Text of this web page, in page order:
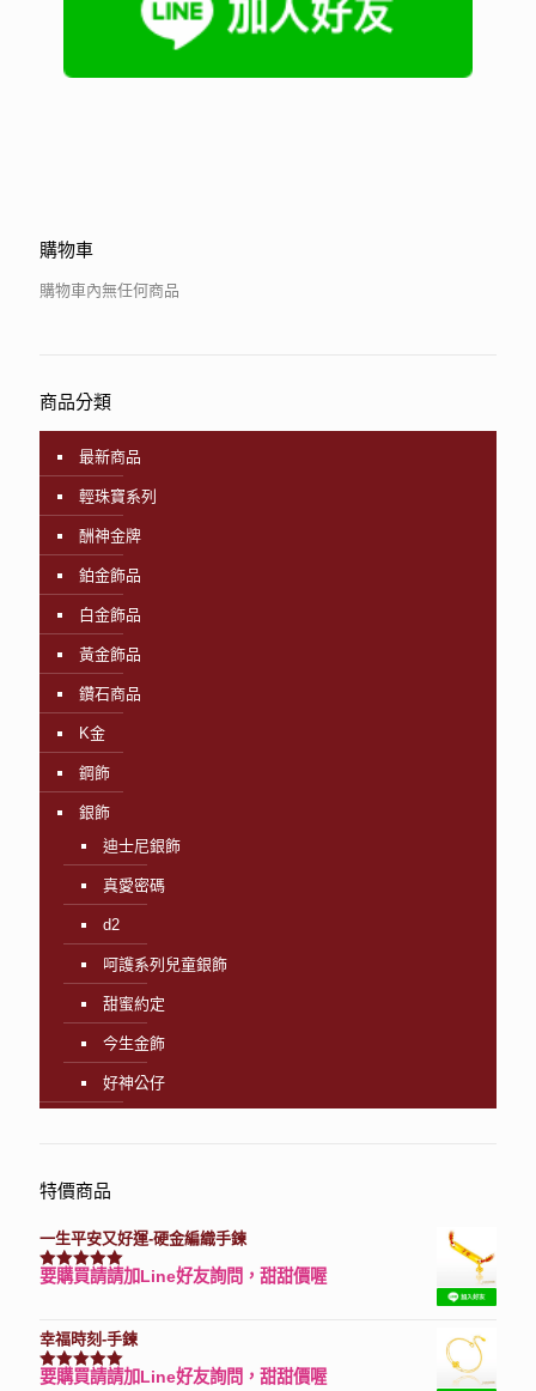
購物車
購物車內無任何商品
商品分類
最新商品
輕珠寶系列
酬神金牌
鉑金飾品
白金飾品
黃金飾品
鑽石商品
K金
鋼飾
銀飾
迪士尼銀飾
真愛密碼
d2
呵護系列兒童銀飾
甜蜜約定
今生金飾
好神公仔
特價商品
一生平安又好運-硬金編織手鍊
評分7740滿分 5
要購買請請加Line好友詢問，甜甜價喔
幸福時刻-手鍊
評分3150滿分 5
要購買請請加Line好友詢問，甜甜價喔